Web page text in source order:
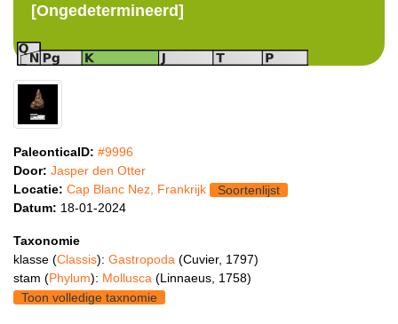
[Ongedetermineerd]
PaleonticaID: #9996
Door: Jasper den Otter
Locatie: Cap Blanc Nez, Frankrijk
Soortenlijst
Datum: 18-01-2024
Taxonomie
klasse (Classis): Gastropoda (Cuvier, 1797)
stam (Phylum): Mollusca (Linnaeus, 1758)
Toon volledige taxnomie